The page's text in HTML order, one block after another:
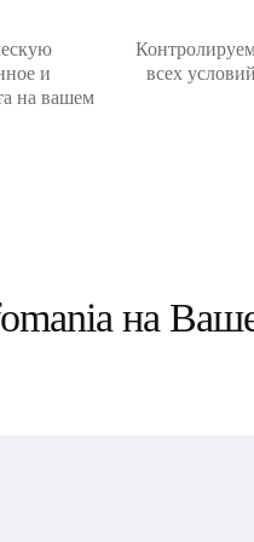
и
на вашем
всех
на